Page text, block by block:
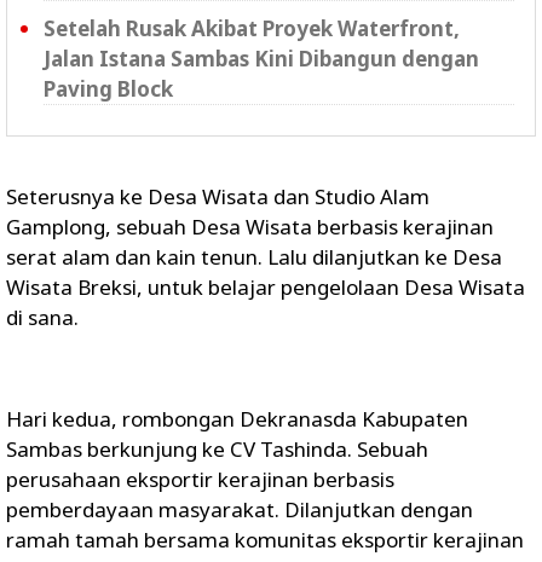
Setelah Rusak Akibat Proyek Waterfront,
Jalan Istana Sambas Kini Dibangun dengan
Paving Block
Seterusnya ke Desa Wisata dan Studio Alam
Gamplong, sebuah Desa Wisata berbasis kerajinan
serat alam dan kain tenun. Lalu dilanjutkan ke Desa
Wisata Breksi, untuk belajar pengelolaan Desa Wisata
di sana.
Hari kedua, rombongan Dekranasda Kabupaten
Sambas berkunjung ke CV Tashinda. Sebuah
perusahaan eksportir kerajinan berbasis
pemberdayaan masyarakat. Dilanjutkan dengan
ramah tamah bersama komunitas eksportir kerajinan